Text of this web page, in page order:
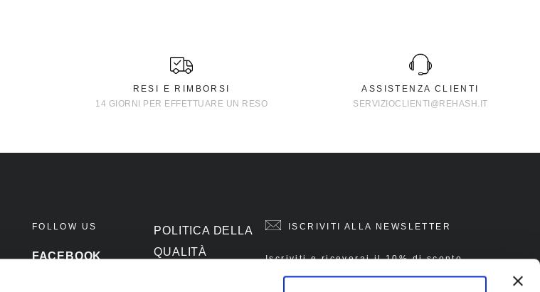
RESI E RIMBORSI
14 GIORNI PER EFFETTUARE UN RESO
ASSISTENZA CLIENTI
SERVIZIOCLIENTI@REHASH.IT
ISCRIVITI ALLA NEWSLETTER
Iscriviti e riceverai il 10% di sconto
FOLLOW US
FACEBOOK
POLITICA DELLA
QUALITÀ